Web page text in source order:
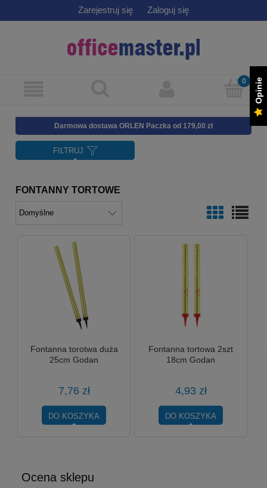
Zarejestruj się Zaloguj się
Darmowa dostawa ORLEN Paczka od 179,00 zł
FILTRUJ
FONTANNY TORTOWE
Fontanna torotwa duża
25cm Godan
7,76 zł
DO KOSZYKA
Fontanna tortowa 2szt
18cm Godan
4,93 zł
DO KOSZYKA
Ocena sklepu
Opinie